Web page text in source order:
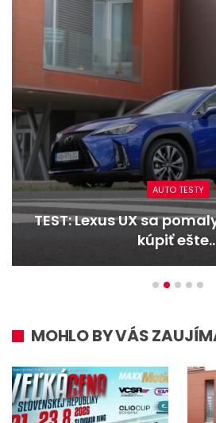
AUTO TESTY
Lexus UX sa pomaly
kúpiť ešte…
MOHLO BY VÁS